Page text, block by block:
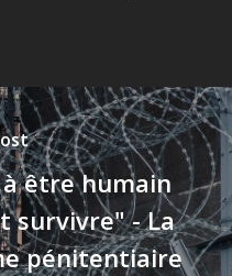
être humain
survivre" - La
pénitentiaire